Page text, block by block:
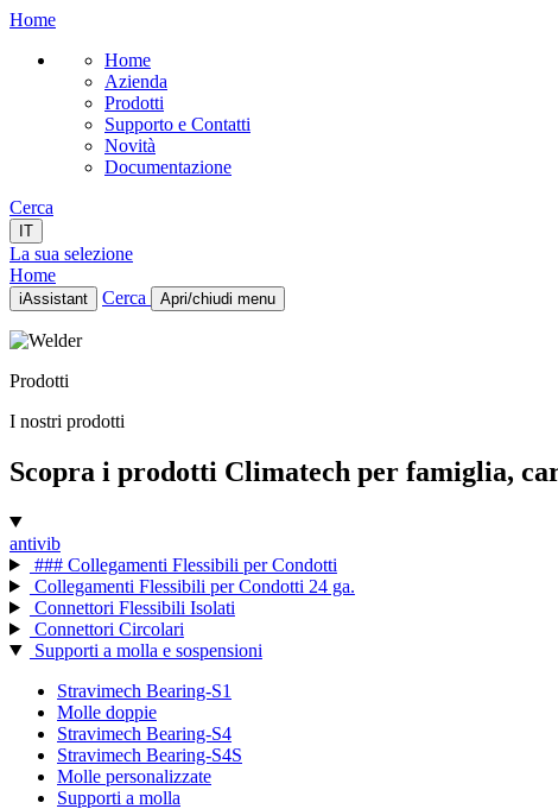
Home
Home
Azienda
Prodotti
Supporto e Contatti
Novità
Documentazione
Cerca
IT
La sua selezione
Home
iAssistant Cerca Apri/chiudi menu
Home
Prodotti
Novità
IT
Prodotti
I nostri prodotti
Scopra i prodotti Climatech per famiglia,
antivib
### Collegamenti Flessibili per Condotti
Collegamenti Flessibili per Condotti 24 ga.
Connettori Flessibili Isolati
Connettori Circolari
Supporti a molla e sospensioni
Stravimech Bearing-S1
Molle doppie
Stravimech Bearing-S4
Stravimech Bearing-S4S
Molle personalizzate
Supporti a molla